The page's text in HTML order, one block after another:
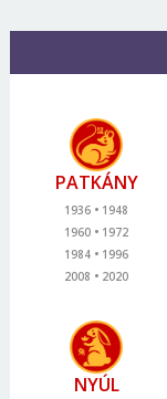
PATKÁNY
1936
1948
1960
1972
1984
1996
2008
2020
NYÚL